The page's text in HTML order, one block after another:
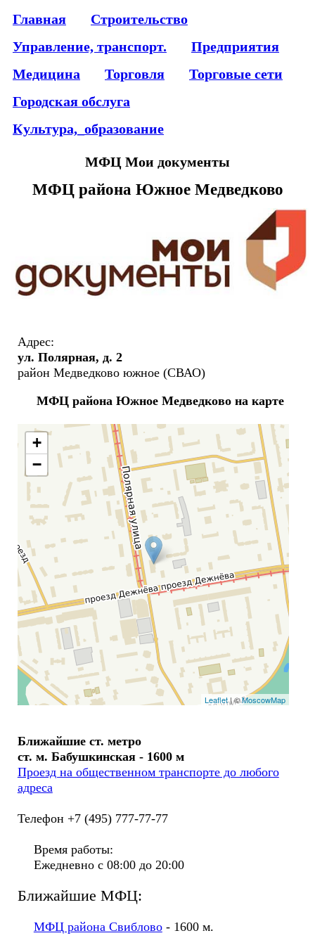
Главная
Строительство
Управление, транспорт.
Предприятия
Медицина
Торговля
Торговые сети
Городская обслуга
Культура,_образование
МФЦ Мои документы
МФЦ района Южное Медведково
Адрес:
ул. Полярная, д. 2
район Медведково южное (СВАО)
МФЦ района Южное Медведково на карте
+
−
Leaflet| ©MoscowMap
Ближайшие ст. метро
ст. м. Бабушкинская - 1600 м
Проезд на общественном транспорте до любого
адреса
Телефон +7 (495) 777-77-77
Время работы:
Ежедневно с 08:00 до 20:00
Ближайшие МФЦ:
МФЦ района Свиблово- 1600 м.